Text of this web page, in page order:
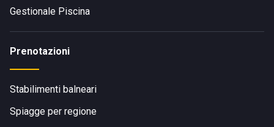
Gestionale Piscina
Prenotazioni
Stabilimenti balneari
Spiagge per regione